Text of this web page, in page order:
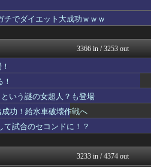
イズフ...
fig速
ｗｗ
最強ジャンプ放送局
わんこーる速報！
GUNDAM.LOG｜ガン...
漫画まとめ速報
アニはつ -アニメ発信場-
アニメつぶやき速報‼︎
し方...
アニゲー速報
ぐら速 -声優まとめ速報-
漫画まとめ速報
fig速
チでダイエット大成功ｗｗｗ
3366 in / 3253 out
いう謎の女超人？も登場
功！給水車破壊作戦へ
試合のセコンドに！？
3233 in / 4374 out